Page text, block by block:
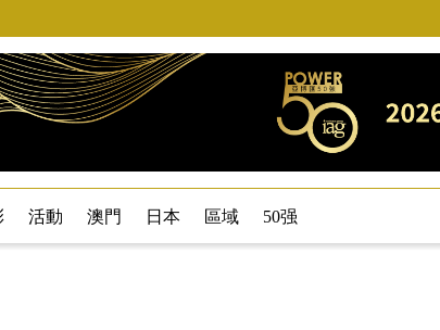
活動 澳門 日本 區域 50强